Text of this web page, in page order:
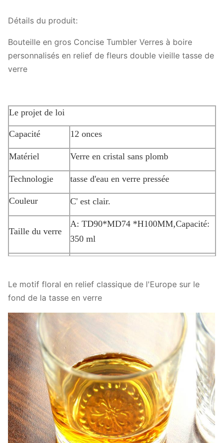
Détails du produit:
Bouteille en gros Concise Tumbler Verres à boire
personnalisés en relief de fleurs double vieille tasse de
verre
Le projet de loi
Capacité 12 onces
Matériel Verre en cristal sans plomb
Technologie tasse d'eau en verre pressée
Couleur C' est clair.
Taille du verre
A: TD90*MD74 *H100MM,Capacité:
350 ml
tient 12 onces. C'est un cadeau parfait pour toute
occasion, que ce soit pour un anniversaire, un nouvel
emploi, une promotion, un anniversaire ou juste parce
que.
Fabriqué à partir de verre de cristal: Les verres sont
écologiques, donc ils peuvent être parfaitement sûrs
pour vous.
Le motif floral en relief classique de l'Europe sur le
fond de la tasse en verre